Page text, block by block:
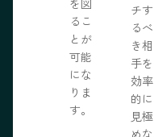
を図
るこ
とが
可能
にな
りま
す。
チす
るべ
き相
手を
効率
的に
見極